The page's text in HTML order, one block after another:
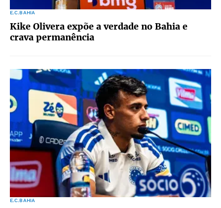
E.C.BAHIA
Kike Olivera expõe a verdade no Bahia e
crava permanência
E.C.BAHIA